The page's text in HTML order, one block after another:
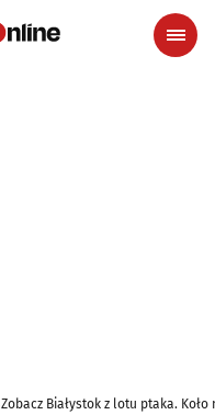
Zobacz Białystok z lotu ptaka.